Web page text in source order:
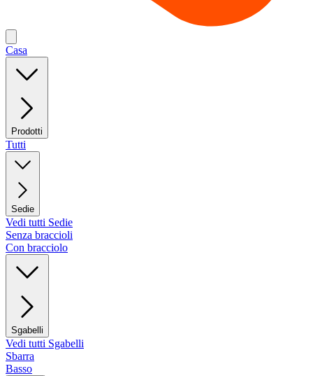
Casa
Prodotti
Tutti
Sedie
Vedi tutti Sedie
Senza braccioli
Con bracciolo
Sgabelli
Vedi tutti Sgabelli
Sbarra
Basso